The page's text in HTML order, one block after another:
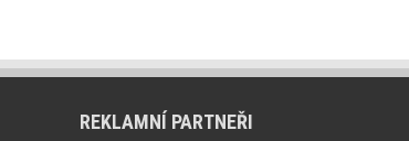
REKLAMNÍ PARTNEŘI